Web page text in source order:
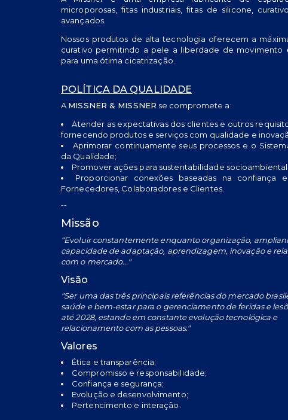
microporosas, fitas industriais, fitas de silicone,
avançados.
Nossos produtos de alta tecnologia oferecem a
curativo permitindo a pele a liberdade de movimento
para uma ótima cicatrização.
POLÍTICA DA QUALIDADE
A MISSNER & MISSNER se compromete a:
Atender as expectativas dos clientes e outros
fornecendo produtos e serviços com qualidade e
Aprimorar continuamente seus processos e o
da Qualidade;
Promover ações para sustentabilidade socioambiental;
Proporcionar conexões baseadas na confiança
Fornecedores, Colaboradores e Clientes.
--
Missão
“Evoluir constantemente enquanto organização,
capacidade de adaptação, aprendizagem, inovação e
com o mercado..."
Visão
"Ser uma das três principais referências do mercado
saúde e bem-estar para o gerenciamento de feridas e
até 2028, estando em constante evolução tecnológica e
relacionamento com as pessoas."
Valores
Ética e transparência;
Compromisso e responsabilidade;
Confiança e segurança;
Evolução e desenvolvimento;
Pertencimento e interação.